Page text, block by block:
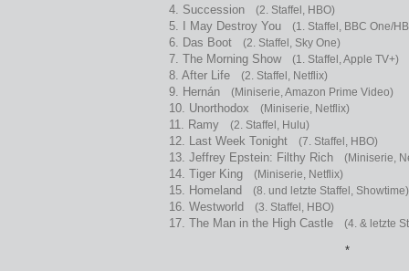
4. Succession (2. Staffel, HBO)
5. I May Destroy You (1. Staffel, BBC One/
6. Das Boot (2. Staffel, Sky One)
7. The Morning Show (1. Staffel, Apple TV+)
8. After Life (2. Staffel, Netflix)
9. Hernán (Miniserie, Amazon Prime Video)
10. Unorthodox (Miniserie, Netflix)
11. Ramy (2. Staffel, Hulu)
12. Last Week Tonight (7. Staffel, HBO)
13. Jeffrey Epstein: Filthy Rich (Miniserie,
14. Tiger King (Miniserie, Netflix)
15. Homeland (8. und letzte Staffel, Showtime)
16. Westworld (3. Staffel, HBO)
17. The Man in the High Castle (4. & letzte
*